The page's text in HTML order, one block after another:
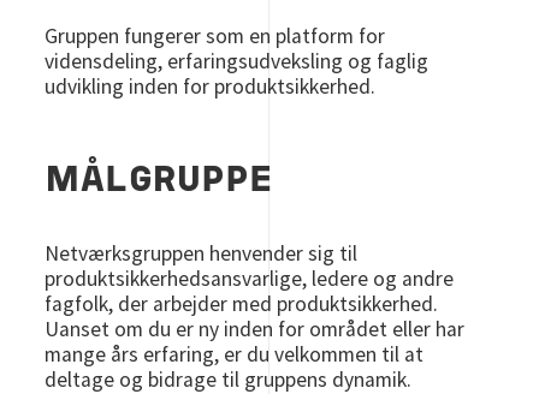
Gruppen fungerer som en platform for
vidensdeling, erfaringsudveksling og faglig
udvikling inden for produktsikkerhed.
MÅLGRUPPE
Netværksgruppen henvender sig til
produktsikkerhedsansvarlige, ledere og andre
fagfolk, der arbejder med produktsikkerhed.
Uanset om du er ny inden for området eller har
mange års erfaring, er du velkommen til at
deltage og bidrage til gruppens dynamik.